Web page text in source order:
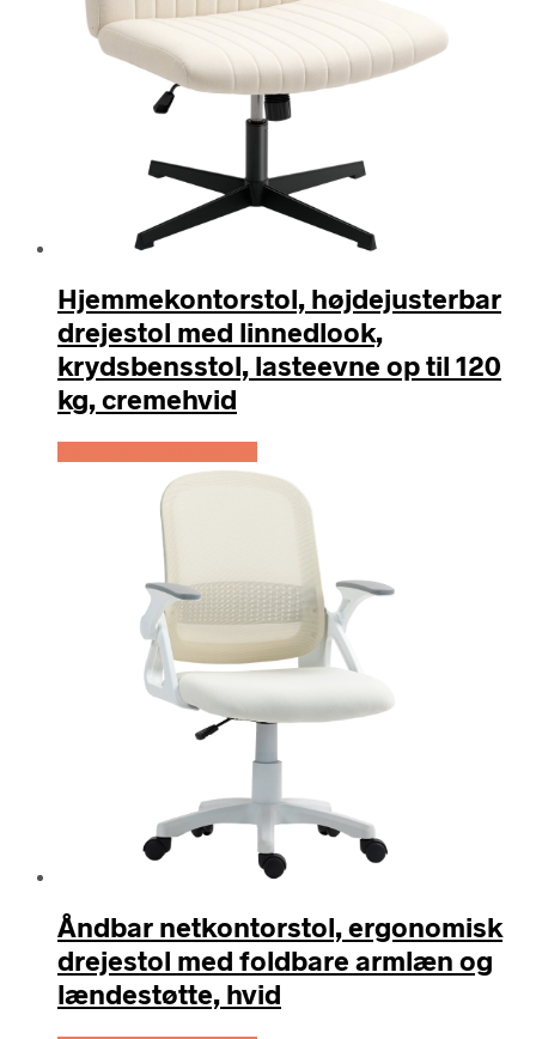
Hjemmekontorstol, højdejusterbar
drejestol med linnedlook,
krydsbensstol, lasteevne op til 120
kg, cremehvid
Åndbar netkontorstol, ergonomisk
drejestol med foldbare armlæn og
lændestøtte, hvid